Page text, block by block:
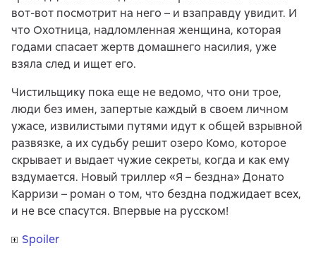
вот-вот посмотрит на него – и взаправду увидит. И
что Охотница, надломленная женщина, которая
годами спасает жертв домашнего насилия, уже
взяла след и ищет его.
Чистильщику пока еще не ведомо, что они трое,
люди без имен, запертые каждый в своем личном
ужасе, извилистыми путями идут к общей взрывной
развязке, а их судьбу решит озеро Комо, которое
скрывает и выдает чужие секреты, когда и как ему
вздумается. Новый триллер «Я – бездна» Донато
Карризи – роман о том, что бездна поджидает всех,
и не все спасутся. Впервые на русском!
Spoiler